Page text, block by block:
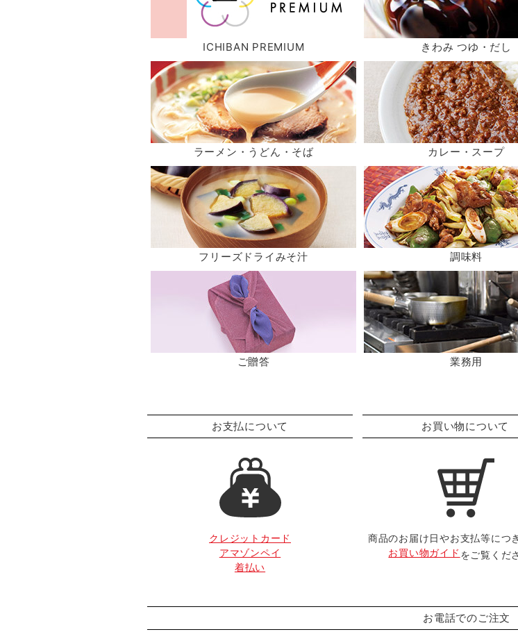
ICHIBAN PREMIUM きわみ つゆ・だし
ラーメン・うどん・そば カレー・スープ
フリーズドライみそ汁 調味料
ご贈答 業務用
お支払について
クレジットカード
アマゾンペイ
着払い
お買い物について
商品のお届け日やお支払等につ
お買い物ガイドをご覧くだ
お電話でのご注文